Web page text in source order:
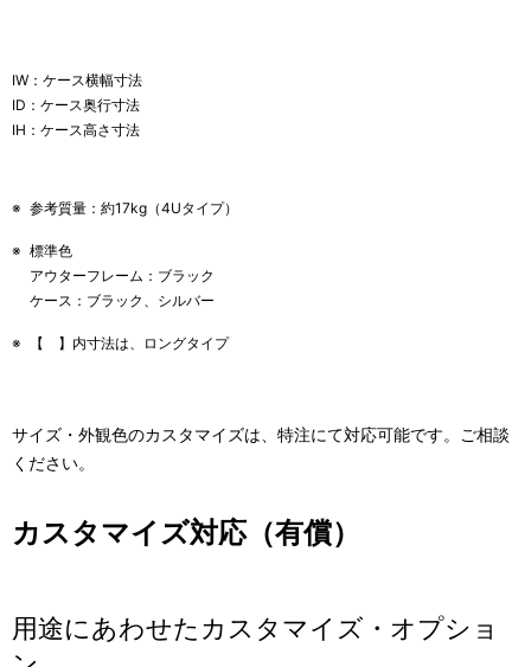
IW：ケース横幅寸法
ID：ケース奥行寸法
IH：ケース高さ寸法
※ 参考質量：約17kg（4Uタイプ）
※ 標準色
アウターフレーム：ブラック
ケース：ブラック、シルバー
※ 【 】内寸法は、ロングタイプ
サイズ・外観色のカスタマイズは、特注にて対応可能です。ご相談
ください。
カスタマイズ対応（有償）
用途にあわせたカスタマイズ・オプショ